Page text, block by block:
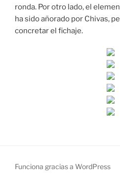
ronda. Por otro lado, el
ha sido añorado por Chivas,
concretar el fichaje.
Funciona gracias a WordPress